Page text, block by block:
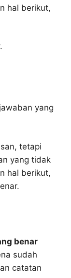
hal berikut,
yang
tetapi
yang tidak
hal berikut,
benar
sudah
catatan